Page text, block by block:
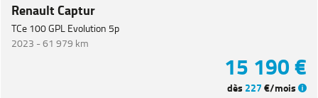
Renault Captur
TCe 100 GPL Evolution 5p
2023 -61 979 km
15 190 €
dès 227€/mois